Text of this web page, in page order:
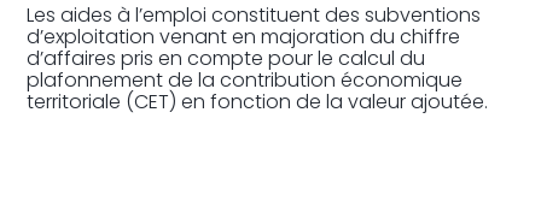
Les aides à l’emploi constituent des subventions
d’exploitation venant en majoration du chiffre
d’affaires pris en compte pour le calcul du
plafonnement de la contribution économique
territoriale (CET) en fonction de la valeur ajoutée.